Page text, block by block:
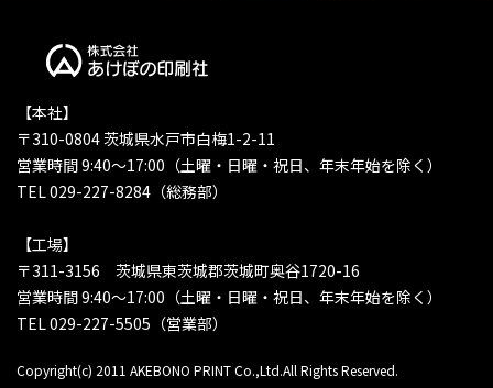
【本社】
〒310-0804 茨城県水戸市白梅1-2-11
営業時間 9:40〜17:00（土曜・日曜・祝日、年末年始を除く）
TEL 029-227-8284（総務部）
【工場】
〒311-3156 茨城県東茨城郡茨城町奥谷1720-16
営業時間 9:40〜17:00（土曜・日曜・祝日、年末年始を除く）
TEL 029-227-5505（営業部）
Copyright(c) 2011 AKEBONO PRINT Co.,Ltd.All Rights Reserved.